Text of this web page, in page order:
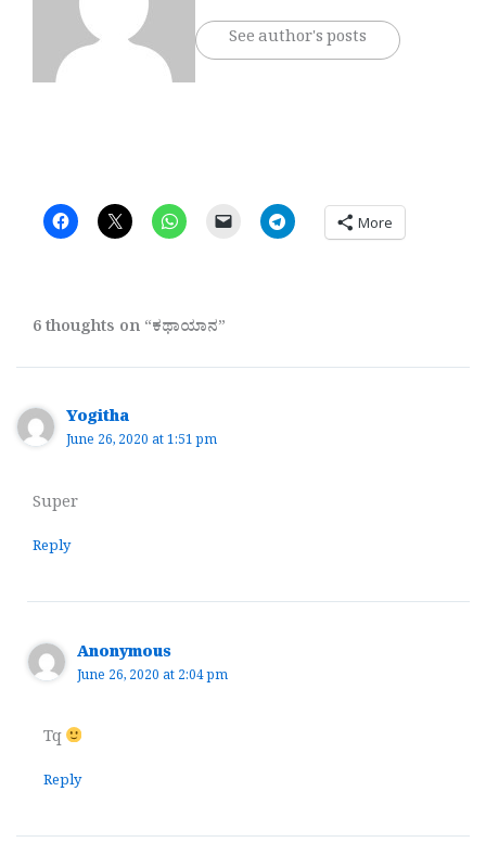
See author's posts
More
6 thoughts on “ಕಥಾಯಾನ”
Yogitha
June 26, 2020 at 1:51 pm
Super
Reply
Anonymous
June 26, 2020 at 2:04 pm
Tq
Reply